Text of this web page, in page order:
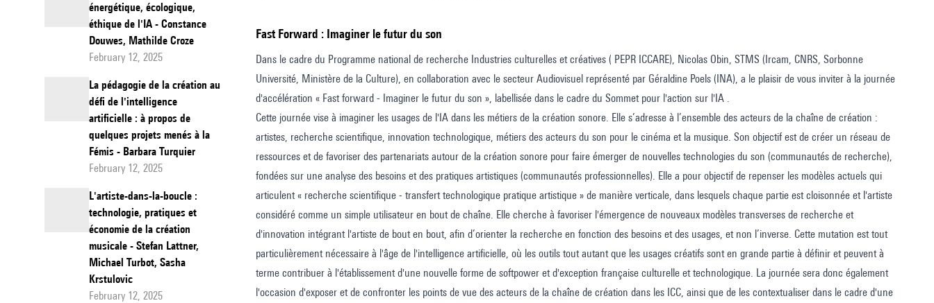
énergétique, écologique,
éthique de l'IA - Constance
Douwes, Mathilde Croze
February 12, 2025
La pédagogie de la création au
défi de l'intelligence
artificielle : à propos de
quelques projets menés à la
Fémis - Barbara Turquier
February 12, 2025
L'artiste-dans-la-boucle :
technologie, pratiques et
économie de la création
musicale - Stefan Lattner,
Michael Turbot, Sasha
Krstulovic
February 12, 2025
Fast Forward : Imaginer le futur du son
Dans le cadre du Programme national de recherche Industries culturelles et créatives ( PEPR ICCARE), Nicolas Obin, STMS (Ircam, CNRS, Sorbonne
Université, Ministère de la Culture), en collaboration avec le secteur Audiovisuel représenté par Géraldine Poels (INA), a le plaisir de vous inviter à la journée
d'accélération « Fast forward - Imaginer le futur du son », labellisée dans le cadre du Sommet pour l'action sur l'IA .
Cette journée vise à imaginer les usages de l'IA dans les métiers de la création sonore. Elle s’adresse à l’ensemble des acteurs de la chaîne de création :
artistes, recherche scientifique, innovation technologique, métiers des acteurs du son pour le cinéma et la musique. Son objectif est de créer un réseau de
ressources et de favoriser des partenariats autour de la création sonore pour faire émerger de nouvelles technologies du son (communautés de recherche),
fondées sur une analyse des besoins et des pratiques artistiques (communautés professionnelles). Elle a pour objectif de repenser les modèles actuels qui
articulent « recherche scientifique - transfert technologique pratique artistique » de manière verticale, dans lesquels chaque partie est cloisonnée et l'artiste
considéré comme un simple utilisateur en bout de chaîne. Elle cherche à favoriser l'émergence de nouveaux modèles transverses de recherche et
d'innovation intégrant l'artiste de bout en bout, afin d’orienter la recherche en fonction des besoins et des usages, et non l’inverse. Cette mutation est tout
particulièrement nécessaire à l'âge de l'intelligence artificielle, où les outils tout autant que les usages créatifs sont en grande partie à définir et peuvent à
terme contribuer à l'établissement d'une nouvelle forme de softpower et d'exception française culturelle et technologique. La journée sera donc également
l'occasion d'exposer et de confronter les points de vue des acteurs de la chaîne de création dans les ICC, ainsi que de les contextualiser dans le cadre d'une